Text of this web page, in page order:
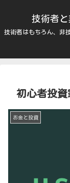
技術者
技術者はもちろん、非
初心者投資
お金と投資